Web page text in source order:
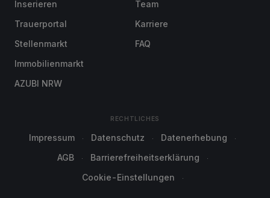
Inserieren
Trauerportal
Stellenmarkt
Immobilienmarkt
AZUBI NRW
Team
Karriere
FAQ
RECHTLICHES
Impressum Datenschutz
Datenerhebung
AGB
Barrierefreiheitserklärung
Cookie-Einstellungen